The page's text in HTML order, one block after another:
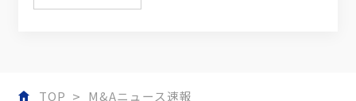
TOP M&Aニュース速報